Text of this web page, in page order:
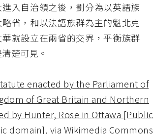
入自治領之後，劃分為以英語族
省，和以法語族群為主的魁北克
就設立在兩省的交界，平衡族群
楚可見。